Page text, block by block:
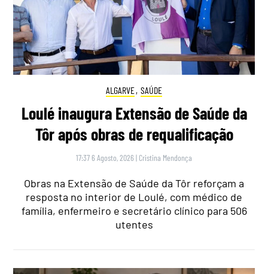
ALGARVE, SAÚDE
Loulé inaugura Extensão de Saúde da
Tôr após obras de requalificação
17:37 6 Agosto, 2026 | Cristina Mendonça
Obras na Extensão de Saúde da Tôr reforçam a
resposta no interior de Loulé, com médico de
família, enfermeiro e secretário clínico para 506
utentes